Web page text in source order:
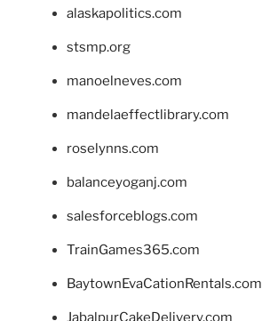
alaskapolitics.com
stsmp.org
manoelneves.com
mandelaeffectlibrary.com
roselynns.com
balanceyoganj.com
salesforceblogs.com
TrainGames365.com
BaytownEvaCationRentals.com
JabalpurCakeDelivery.com